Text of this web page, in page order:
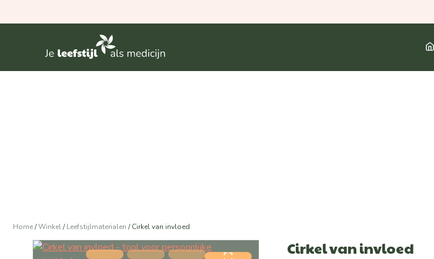
naar
Home/Winkel/ Leefstijlmaterialen / Cirkel van invloed
Cirkel van invloed